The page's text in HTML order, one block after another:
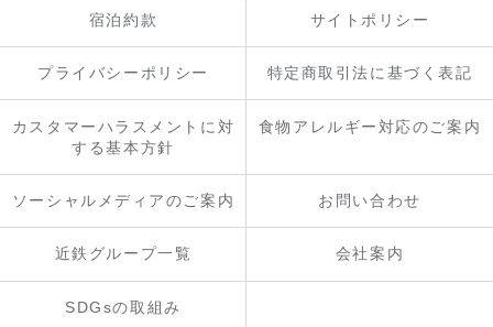
宿泊約款 サイトポリシー
プライバシーポリシー 特定商取引法に基づく表記
カスタマーハラスメントに対
する基本方針
食物アレルギー対応のご案内
ソーシャルメディアのご案内 お問い合わせ
近鉄グループ一覧 会社案内
SDGsの取組み